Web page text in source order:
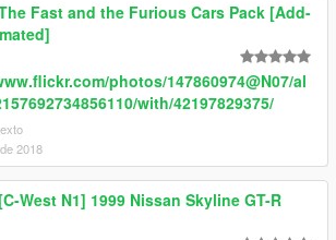
Fast and the Furious Cars Pack [Add-
photos/147860974@N07/al
with/42197829375/
2018
[C-West N1] 1999 Nissan Skyline GT-R